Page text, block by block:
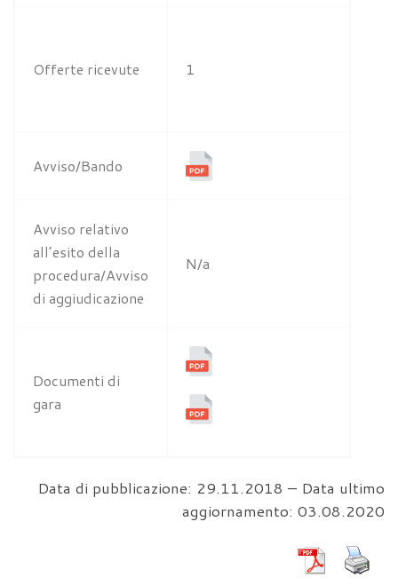
Offerte ricevute 1
Avviso/Bando
Avviso relativo
all’esito della
procedura/Avviso
di aggiudicazione
N/a
Documenti di
gara
Data di pubblicazione: 29.11.2018 – Data ultimo
aggiornamento: 03.08.2020